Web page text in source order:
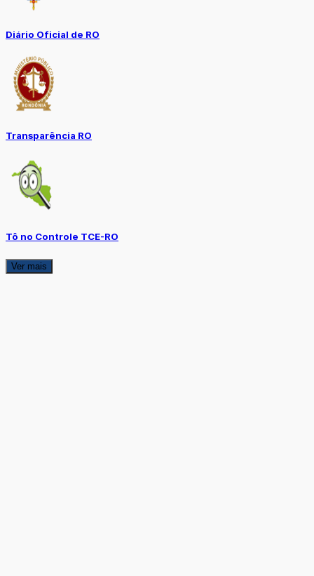
Diário Oficial de RO
Transparência RO
Tô no Controle TCE-RO
Ver mais